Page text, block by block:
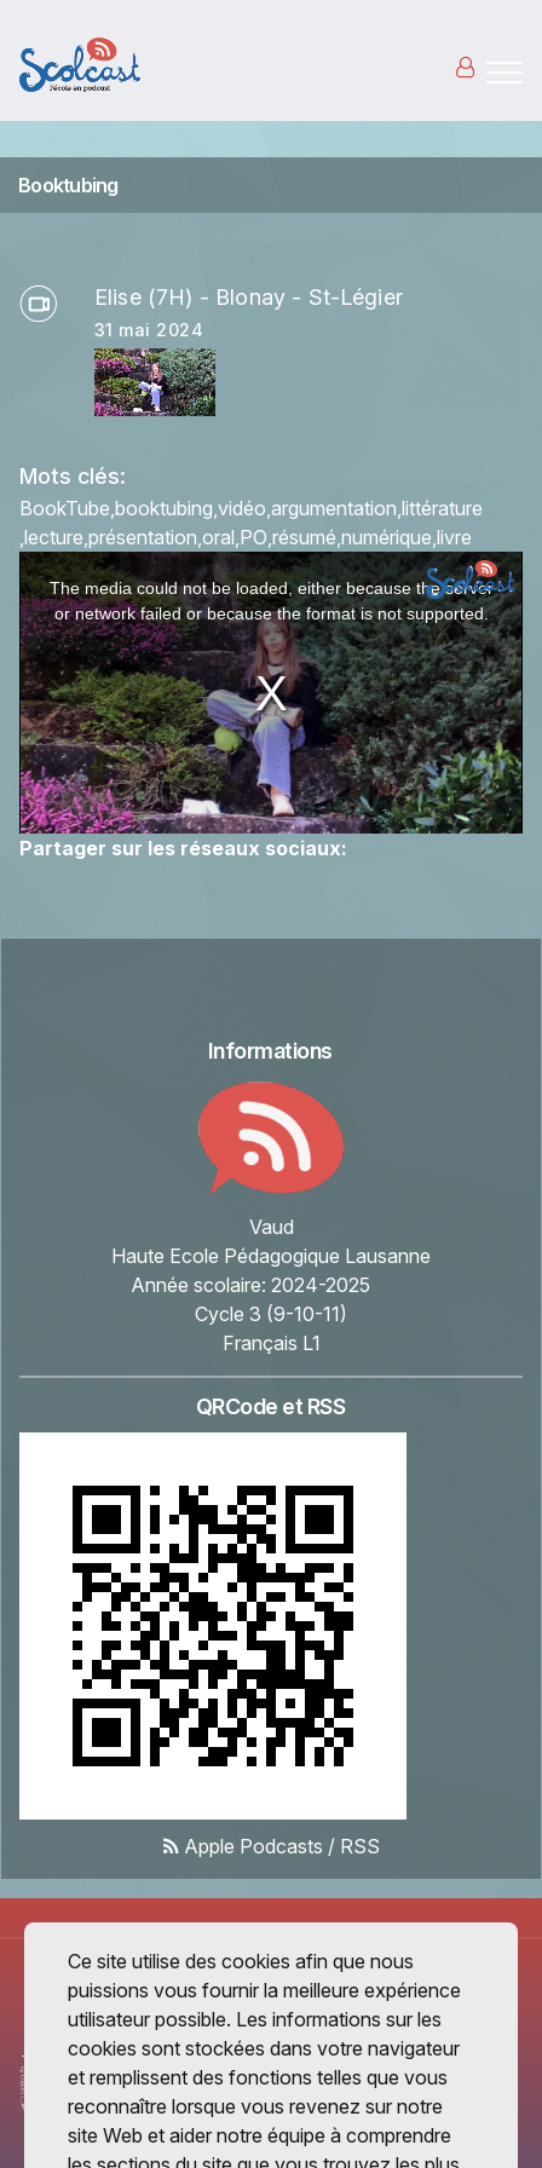
Booktubing
Elise (7H) - Blonay - St-Légier
31 mai 2024
Mots clés:
BookTube booktubing vidéo argumentation littérature
lecture présentation oral PO résumé numérique livre
This
is
a
modal
window.
The media could not be loaded, either because the server
or network failed or because the format is not supported.
Partager sur les réseaux sociaux:
Informations
Vaud
Haute Ecole Pédagogique Lausanne
Année scolaire: 2024-2025
Cycle 3 (9-10-11)
Français L1
QRCode et RSS
Apple Podcasts / RSS
Ce site utilise des cookies afin que nous
puissions vous fournir la meilleure expérience
utilisateur possible. Les informations sur les
cookies sont stockées dans votre navigateur
et remplissent des fonctions telles que vous
reconnaître lorsque vous revenez sur notre
site Web et aider notre équipe à comprendre